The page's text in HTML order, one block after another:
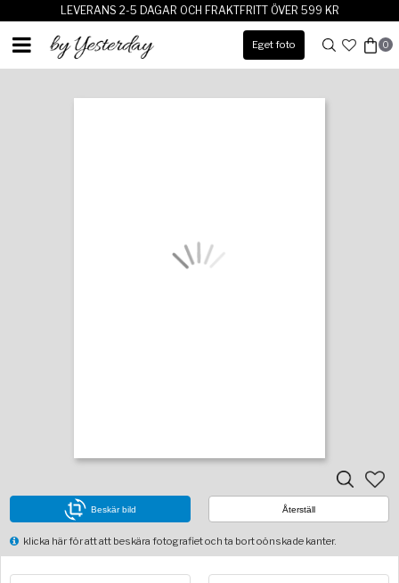
LEVERANS 2-5 DAGAR OCH FRAKTFRITT ÖVER 599 KR
Eget foto 0
Beskär bild Återställ
klicka här för att att beskära fotografiet och ta bort oönskade kanter.